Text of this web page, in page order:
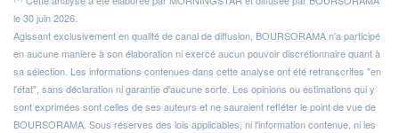
le 30 juin 2026.
Agissant exclusivement en qualité de canal de diffusion, BOURSORAMA n'a participé
en aucune manière à son élaboration ni exercé aucun pouvoir discrétionnaire quant à
sa sélection. Les informations contenues dans cette analyse ont été retranscrites "en
l'état", sans déclaration ni garantie d'aucune sorte. Les opinions ou estimations qui y
sont exprimées sont celles de ses auteurs et ne sauraient refléter le point de vue de
BOURSORAMA. Sous réserves des lois applicables, ni l'information contenue, ni les